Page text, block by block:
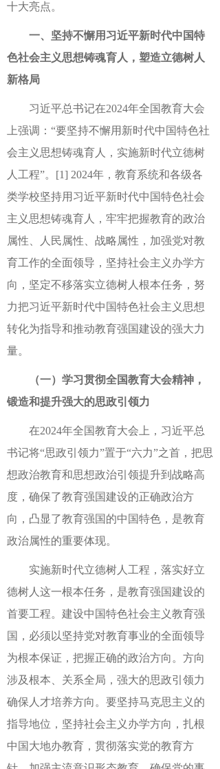
十大亮点。
一、坚持不懈用习近平新时代中国特
色社会主义思想铸魂育人，塑造立德树人
新格局
习近平总书记在2024年全国教育大会
上强调：“要坚持不懈用新时代中国特色社
会主义思想铸魂育人，实施新时代立德树
人工程”。 [1] 2024年，教育系统和各级各
类学校坚持用习近平新时代中国特色社会
主义思想铸魂育人，牢牢把握教育的政治
属性、人民属性、战略属性，加强党对教
育工作的全面领导，坚持社会主义办学方
向，坚定不移落实立德树人根本任务，努
力把习近平新时代中国特色社会主义思想
转化为指导和推动教育强国建设的强大力
量。
（一）学习贯彻全国教育大会精神，
锻造和提升强大的思政引领力
在2024年全国教育大会上，习近平总
书记将“思政引领力”置于“六力”之首，把思
想政治教育和思想政治引领提升到战略高
度，确保了教育强国建设的正确政治方
向，凸显了教育强国的中国特色，是教育
政治属性的重要体现。
实施新时代立德树人工程，落实好立
德树人这一根本任务，是教育强国建设的
首要工程。建设中国特色社会主义教育强
国，必须以坚持党对教育事业的全面领导
为根本保证，把握正确的政治方向。方向
涉及根本、关系全局，强大的思政引领力
确保人才培养方向。要坚持马克思主义的
指导地位，坚持社会主义办学方向，扎根
中国大地办教育，贯彻落实党的教育方